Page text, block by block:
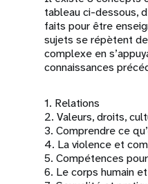
tableau ci-dessous,
faits pour être
sujets se répètent
complexe en
connaissances
1. Relations
2. Valeurs, droits,
3. Comprendre ce
4. La violence et
5. Compétences
6. Le corps humain